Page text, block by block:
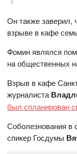
Он также заверил,
взрыве в кафе
Фомин являлся
на общественных
Взрыв в кафе
журналиста
был спланирован
Соболезнования в
спикер Госдумы